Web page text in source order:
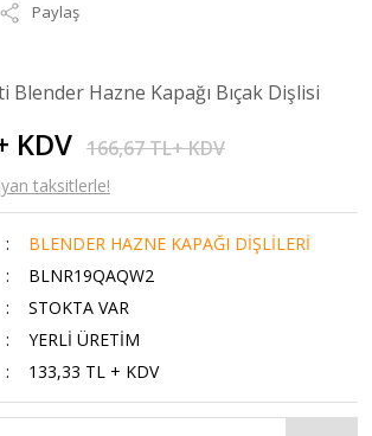
Paylaş
Blender Hazne Kapağı Bıçak Dişlisi
KDV 166,67 TL+ KDV
taksitlerle!
BLENDER HAZNE KAPAĞI DİŞLİLERİ
BLNR19QAQW2
STOKTA VAR
YERLİ ÜRETİM
133,33 TL + KDV